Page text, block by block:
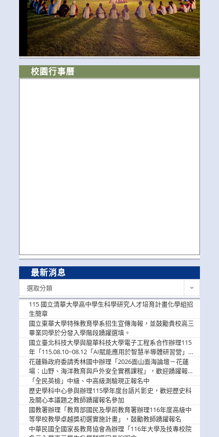
校園行事曆
最新消息
選取分類
115 國立清華大學高中學生科學研究人才培育計畫化學組招
生簡章
國立東華大學特殊教育學系招生宣傳海報，並鼓勵貴校高三
畢業同學於分發入學階段踴躍選填。
國立臺北科技大學與龍華科技大學電子工程系合作辦理115
年「115.08.10~08.12「AI賦能應用於智慧半導體研習營」，
歡迎學生踴躍報名參加
花蓮縣政府委請秀林國中辦理「2026面山面海論壇－花蓮
場：山野、海洋教育與戶外安全實務課程」，歡迎踴躍報名
參加
「全民英檢」中級、中高級測驗現正報名中
歷史學科中心參與辦理115學年度台語片影史，歡迎歷史科
及關心本議題之教師踴躍報名參加
國教署辦理「教育部國民及學前教育署辦理116年度高級中
等學校教學卓越獎初選實施計畫」，鼓勵教師踴躍報名
中華民國全國家長教育協會為辦理「116年大學及技專校院